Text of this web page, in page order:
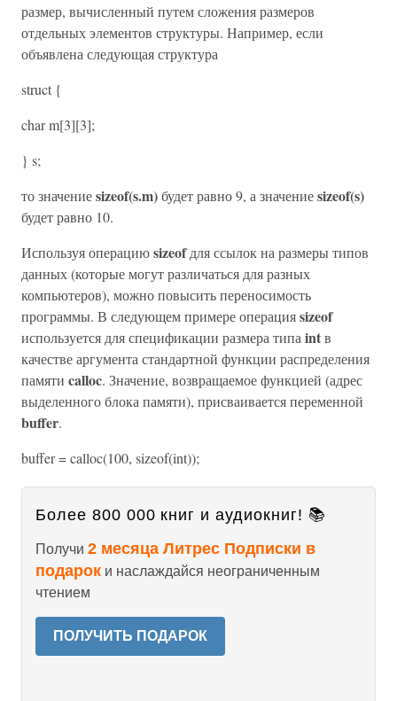
размер, вычисленный путем сложения размеров
отдельных элементов структуры. Например, если
объявлена следующая структура
struct {
char m[3][3];
} s;
то значениеsizeof(s.m)будет равно 9, а значениеsizeof(s)
будет равно 10.
Используя операциюsizeofдля ссылок на размеры типов
данных (которые могут различаться для разных
компьютеров), можно повысить переносимость
программы. В следующем примере операцияsizeof
используется для спецификации размера типа intв
качестве аргумента стандартной функции распределения
памяти calloc. Значение, возвращаемое функцией (адрес
выделенного блока памяти), присваивается переменной
buffer.
buffer = calloc(100, sizeof(int));
Более 800 000 книг и аудиокниг! 📚
Получи 2 месяца Литрес Подписки в
подарок и наслаждайся неограниченным
чтением
ПОЛУЧИТЬ ПОДАРОК